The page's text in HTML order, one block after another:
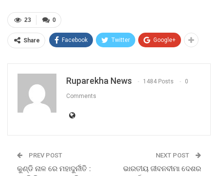
0
23
Share Facebook Twitter Google+
Ruparekha News 1484 Posts 0
Comments
PREV POST
କୁଣ୍ଡି ନାଳ ରେ ମହାଦୁର୍ନୀତି :
NEXT POST
ଭାରତୀୟ ଜୀବନବୀମା ଦେଶର